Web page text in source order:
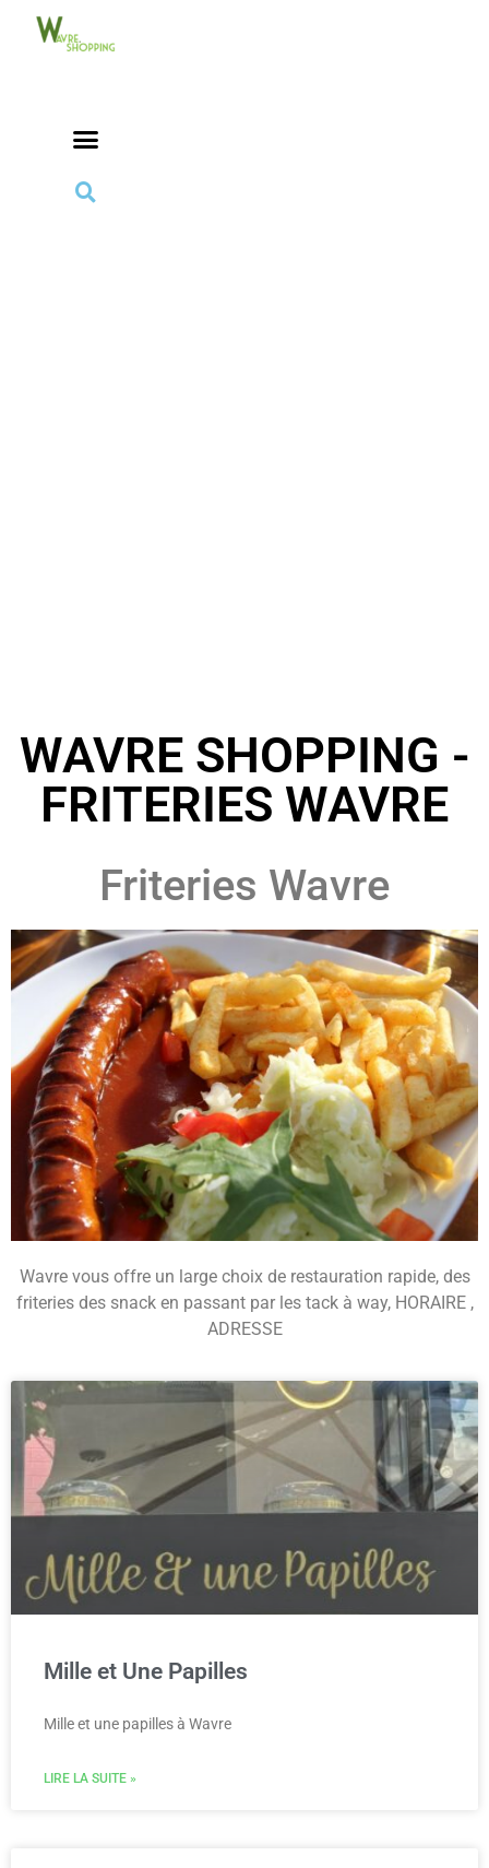
WAVRE SHOPPING -
FRITERIES WAVRE
Friteries Wavre
Wavre vous offre un large choix de restauration rapide, des
friteries des snack en passant par les tack à way, HORAIRE ,
ADRESSE
Mille et Une Papilles
Mille et une papilles à Wavre
LIRE LA SUITE »